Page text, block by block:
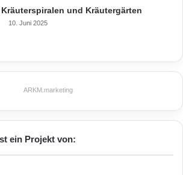
Kräuterspiralen und Kräutergärten
10. Juni 2025
ARKM.marketing
ein Projekt von: